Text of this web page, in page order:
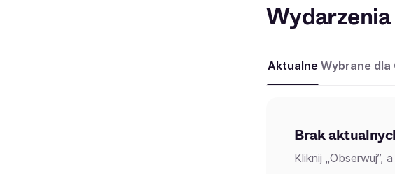
Wydarzenia
Aktualne Wybrane dla
Brak
Kliknij